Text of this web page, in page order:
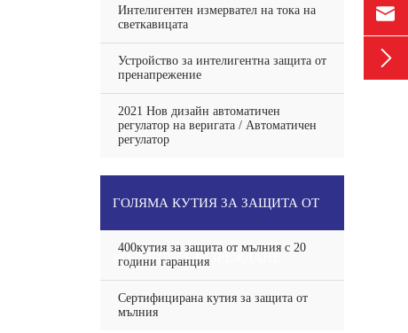
Интелигентен измервател на тока на
светкавицата
Устройство за интелигентна защита от
пренапрежение
2021 Нов дизайн автоматичен
регулатор на веригата / Автоматичен
регулатор
ГОЛЯМА КУТИЯ ЗА ЗАЩИТА ОТ
МЪЛНИЯ ЗА РАЗРЕЖДАНЕ
400кутия за защита от мълния с 20
години гаранция
Сертифицирана кутия за защита от
мълния

